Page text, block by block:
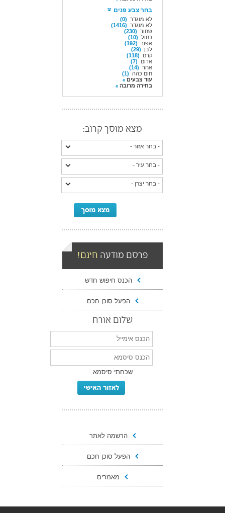
בחר צבע פנים
לא מוגדר (0)
לא מוגדר (1416)
שחור (230)
כחול (10)
אפור (192)
לבן (29)
קרם (118)
אדום (7)
אחר (14)
חום כהה (1)
עוד צבעים
בחירה מרובה
מצא מוסך קרוב:
פרסם מודעה חינם!
הכנס חיפוש חדש
הפעל סוכן חכם
שלום אורח
שכחתי סיסמא
הרשמה לאתר
הפעל סוכן חכם
מאמרים